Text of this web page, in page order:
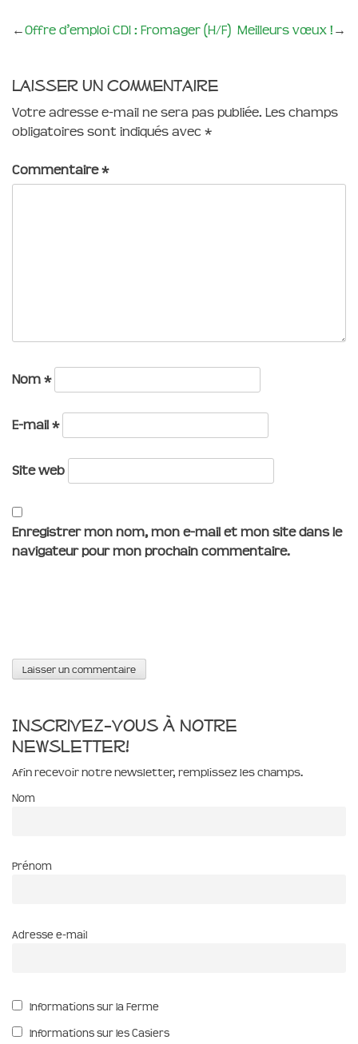
←Offre d’emploi CDI : Fromager (H/F) Meilleurs vœux ! →
Laisser un commentaire
Votre adresse e-mail ne sera pas publiée. Les champs
obligatoires sont indiqués avec *
Commentaire*
Nom *
E-mail *
Site web
Enregistrer mon nom, mon e-mail et mon site dans le
navigateur pour mon prochain commentaire.
Inscrivez-vous à notre
newsletter!
Afin recevoir notre newsletter, remplissez les champs.
Nom
Prénom
Adresse e-mail
Informations sur la Ferme
Informations sur les Casiers